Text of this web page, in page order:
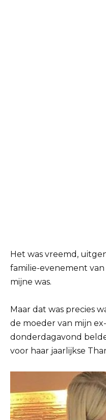
Het was vreemd,
familie-evenement
mijne was.
Maar dat was precies
de moeder van mijn
donderdagavond
voor haar jaarlijkse